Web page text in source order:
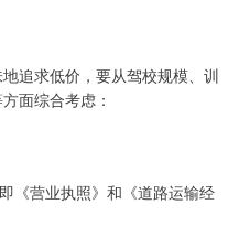
追求低价，要从驾校规模、训
面综合考虑：
《营业执照》和《道路运输经